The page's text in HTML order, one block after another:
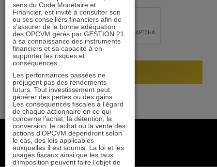
+33 1 84 79 90 24
gestion21@gestion21.fr
8 rue Volney, 75002 Paris
sens du Code Monétaire et
Financier, est invité à consulter son
ou ses conseillers financiers afin de
s’assurer de la bonne adéquation
des OPCVM gérés par GESTION 21
à sa connaissance des instruments
financiers et sa capacité à en
supporter les risques et
conséquences.
Les performances passées ne
préjugent pas des rendements
futurs. Tout investissement peut
générer des pertes ou des gains.
Les conséquences fiscales à l’égard
de chaque actionnaire en ce qui
concerne l’achat, la détention, la
conversion, le rachat ou la vente des
actions d’OPCVM dépendront selon
le cas, des lois applicables
auxquelles il est soumis. La loi et les
usages fiscaux ainsi que les taux
d’imposition peuvent faire l’objet de